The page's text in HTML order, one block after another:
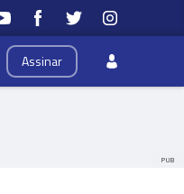
Assinar
PUB